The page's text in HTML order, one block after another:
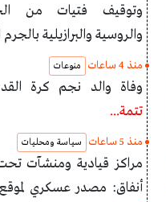
وتوقيف فتيات من
والروسية والبرازيلية
منذ 4 ساعات منوعات
وفاة والد نجم كرة
تتمة...
منذ 5 ساعات سياسة ومحليات
مراكز قيادية ومنشآت
أنفاق: مصدر عسكري